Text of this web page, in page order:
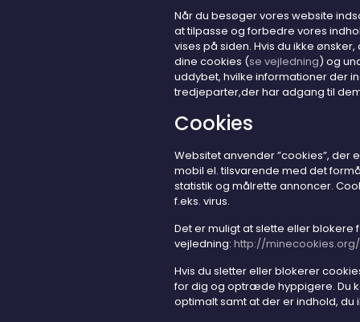
Når du besøger vores website
at tilpasse og forbedre vores
vises på siden. Hvis du ikke
dine cookies (se vejledning) og
uddybet, hvilke informationer der
tredjeparter,der har adgang til
Cookies
Websitet anvender ”cookies”, der
mobil el. tilsvarende med det
statistik og målrette annoncer.
f.eks. virus.
Det er muligt at slette eller blokere
vejledning: http://
Hvis du sletter eller blokerer
for dig og optræde hyppigere. Du
optimalt samt at der er indhold, du